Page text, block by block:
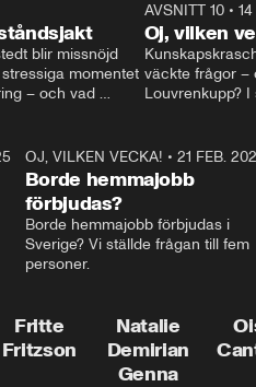
blir missnöjd
momentet
– och vad
AVSNITT 10•
Oj, vilken
väckte frågor –
Louvrenkupp?
OJ, VILKEN VECKA! • 21 FEB.
Borde hemmajobb
förbjudas?
Borde hemmajobb förbjudas i
Sverige? Vi ställde frågan till fem
personer.
Fritte
Fritzson
Natalie
Demirian
Genna